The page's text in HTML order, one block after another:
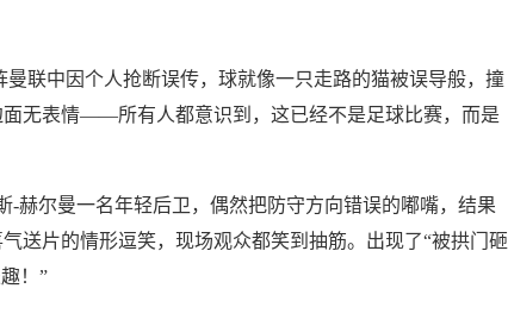
联中因个人抢断误传，球就像一只走路的猫被误导般，撞
面无表情——所有人都意识到，这已经不是足球比赛，而是
-赫尔曼一名年轻后卫，偶然把防守方向错误的嘟嘴，结果
送片的情形逗笑，现场观众都笑到抽筋。出现了“被拱门砸
！”